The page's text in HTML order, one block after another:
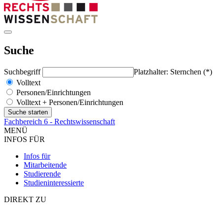
Suche
Suchbegriff
Platzhalter: Sternchen (*)
Volltext
Personen/Einrichtungen
Volltext + Personen/Einrichtungen
Fachbereich 6 - Rechtswissenschaft
MENÜ
INFOS FÜR
Infos für
Mitarbeitende
Studierende
Studieninteressierte
DIREKT ZU